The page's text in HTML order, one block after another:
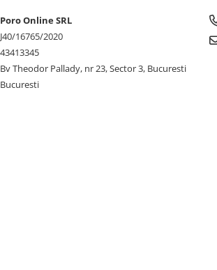
Poro Online SRL
J40/16765/2020
43413345
Bv Theodor Pallady, nr 23, Sector 3, Bucuresti
Bucuresti